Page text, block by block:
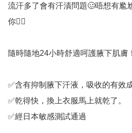
流汗多了會有汗漬問題🥴唔想有尷
你👍🏻
隨時隨地24小時舒適呵護腋下肌膚！
✅️含有抑制腋下汗液，吸收的有效成
✅️乾得快，換上衣服馬上就乾了。
✅️經日本敏感測試通過